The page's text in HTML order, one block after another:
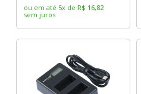
ou em até 5x de R$ 16,82
sem juros